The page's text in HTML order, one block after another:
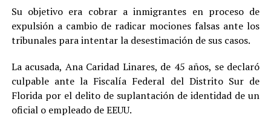
Su objetivo era cobrar a inmigrantes en proceso de
expulsión a cambio de radicar mociones falsas ante los
tribunales para intentar la desestimación de sus casos.
La acusada, Ana Caridad Linares, de 45 años, se declaró
culpable ante la Fiscalía Federal del Distrito Sur de
Florida por el delito de suplantación de identidad de un
oficial o empleado de EEUU.